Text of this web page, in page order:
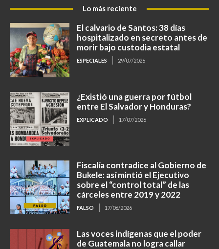
Lo más reciente
El calvario de Santos: 38 días
hospitalizado en secreto antes de
morir bajo custodia estatal
ESPECIALES 29/07/2026
¿Existió una guerra por fútbol
entre El Salvador y Honduras?
EXPLICADO 17/07/2026
Fiscalía contradice al Gobierno de
Bukele: así mintió el Ejecutivo
sobre el “control total” de las
cárceles entre 2019 y 2022
FALSO 17/06/2026
Las voces indígenas que el poder
de Guatemala no logra callar